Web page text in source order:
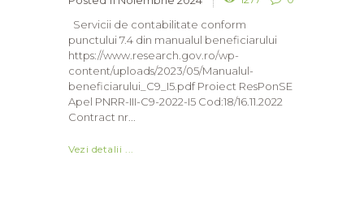
Servicii de contabilitate conform
punctului 7.4 din manualul beneficiarului
https://www.research.gov.ro/wp-
content/uploads/2023/05/Manualul-
beneficiarului_C9_I5.pdf Proiect ResPonSE
Apel PNRR-III-C9-2022-I5 Cod:18/16.11.2022
Contract nr...
Vezi detalii ...